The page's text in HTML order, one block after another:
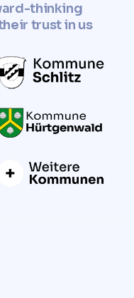
thinking
trust in us